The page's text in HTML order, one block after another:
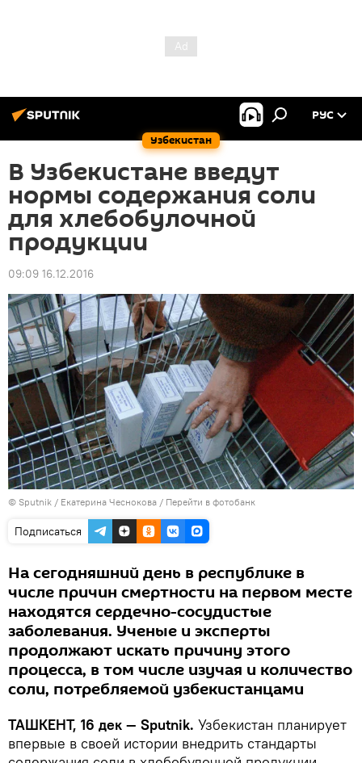
Узбекистан
РУС
В Узбекистане введут
нормы содержания соли
для хлебобулочной
продукции
09:09 16.12.2016
© Sputnik / Екатерина Чеснокова / Перейти в фотобанк
Подписаться
На сегодняшний день в республике в
числе причин смертности на первом месте
находятся сердечно-сосудистые
заболевания. Ученые и эксперты
продолжают искать причину этого
процесса, в том числе изучая и количество
соли, потребляемой узбекистанцами
ТАШКЕНТ, 16 дек — Sputnik. Узбекистан планирует
впервые в своей истории внедрить стандарты